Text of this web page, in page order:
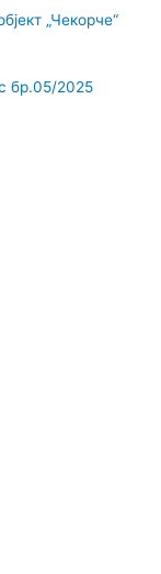
„Чекорче“
бр.05/2025